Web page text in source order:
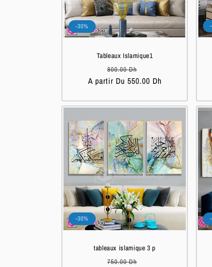
-30%
Tableaux Islamique1
Prix
habituel
800.00 Dh
soldé
A partir Du 550.00 Dh
-30%
tableaux islamique 3 p
Prix
750.00 Dh